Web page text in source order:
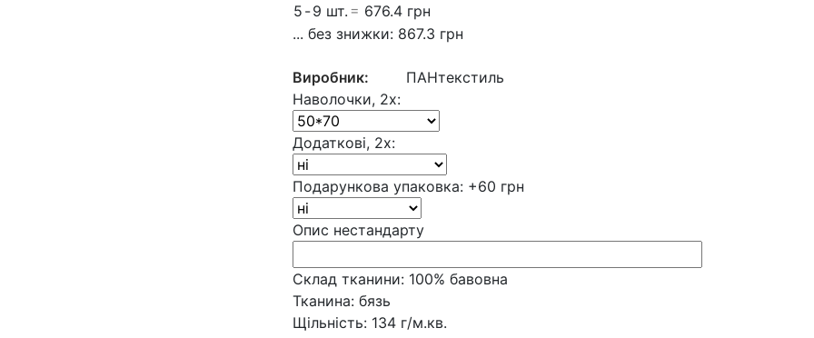
5 -9 шт. = 676.4 грн
... без знижки: 867.3 грн
Виробник:
ПАНтекстиль
Наволочки, 2х:
Додаткові, 2х:
Подарункова упаковка: +60 грн
Опис нестандарту
Склад тканини: 100% бавовна
Тканина: бязь
Щільність: 134 г/м.кв.